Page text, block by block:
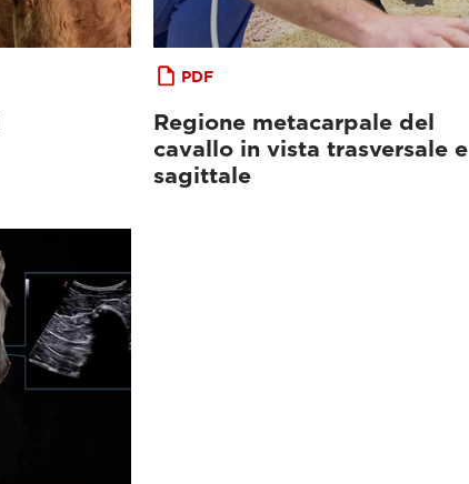
PDF
Regione metacarpale del
cavallo in vista trasversale e
sagittale